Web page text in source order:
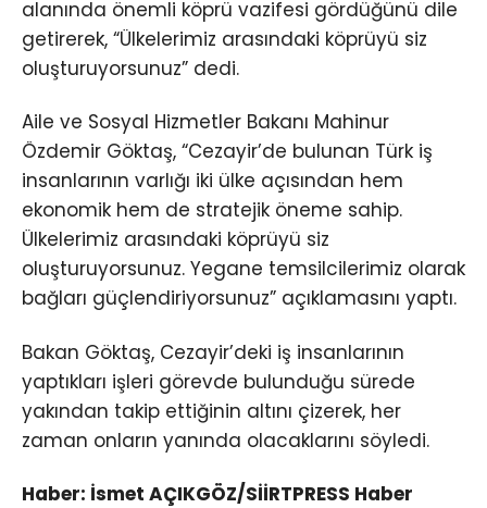
alanında önemli köprü vazifesi gördüğünü dile
getirerek, “Ülkelerimiz arasındaki köprüyü siz
oluşturuyorsunuz” dedi.
Aile ve Sosyal Hizmetler Bakanı Mahinur
Özdemir Göktaş, “Cezayir’de bulunan Türk iş
insanlarının varlığı iki ülke açısından hem
ekonomik hem de stratejik öneme sahip.
Ülkelerimiz arasındaki köprüyü siz
oluşturuyorsunuz. Yegane temsilcilerimiz olarak
bağları güçlendiriyorsunuz” açıklamasını yaptı.
Bakan Göktaş, Cezayir’deki iş insanlarının
yaptıkları işleri görevde bulunduğu sürede
yakından takip ettiğinin altını çizerek, her
zaman onların yanında olacaklarını söyledi.
Haber: İsmet AÇIKGÖZ/SİİRTPRESS Haber